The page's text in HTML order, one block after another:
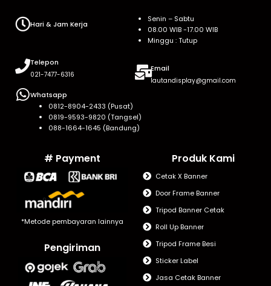
Hari & Jam Kerja
Senin – Sabtu
08.00 WIB -17.00 WIB
Minggu : Tutup
Telepon
021-7477-6316
Email
lautandisplay@gmail.com
Whatsapp
0812-8904-2433 (Pusat)
0819-9593-9820 (Tangsel)
088-1664-1645 (Bandung)
# Payment
*Metode pembayaran lainnya
Pengiriman
Produk Kami
Cetak X Banner
Door Frame Banner
Tripod Banner Cetak
Roll Up Banner
Tripod Frame Besi
Sticker Label
Jasa Cetak Banner